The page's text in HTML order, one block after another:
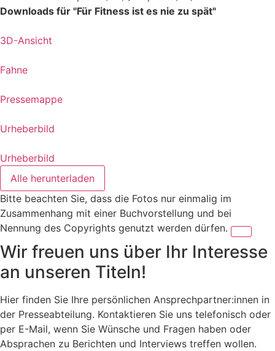
Downloads für "Für Fitness ist es nie zu spät"
3D-Ansicht
Fahne
Pressemappe
Urheberbild
Urheberbild
Alle herunterladen
Bitte beachten Sie, dass die Fotos nur einmalig im
Zusammenhang mit einer Buchvorstellung und bei
Nennung des Copyrights genutzt werden dürfen.
Wir freuen uns über Ihr Interesse
an unseren Titeln!
Hier finden Sie Ihre persönlichen Ansprechpartner:innen in
der Presseabteilung. Kontaktieren Sie uns telefonisch oder
per E-Mail, wenn Sie Wünsche und Fragen haben oder
Absprachen zu Berichten und Interviews treffen wollen.